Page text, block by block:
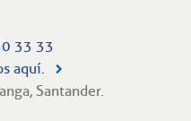
33 33
aquí.
Santander.